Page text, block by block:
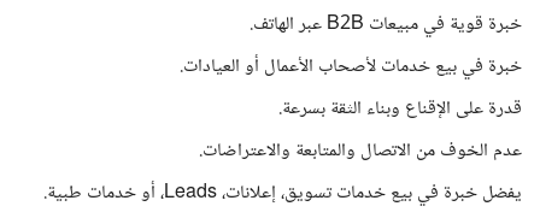
خبرة قوية في مبيعات B2B عبر الهاتف.
خبرة في بيع خدمات لأصحاب الأعمال أو العيادات.
قدرة على الإقناع وبناء الثقة بسرعة.
عدم الخوف من الاتصال والمتابعة والاعتراضات.
يفضل خبرة في بيع خدمات تسويق، إعلانات، Leads، أو خدمات طبية.